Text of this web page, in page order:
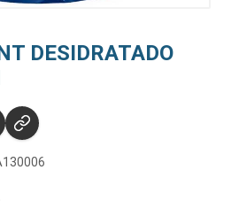
DESIDRATADO